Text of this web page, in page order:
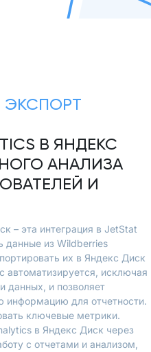
ЭКСПОРТ
В ЯНДЕКС
АНАЛИЗА
И
– эта интеграция в JetStat
данные из Wildberries
их в Яндекс Диск
автоматизируется, исключая
данных, и позволяет
информацию для отчетности.
ключевые метрики.
в Яндекс Диск через
с отчетами и анализом,